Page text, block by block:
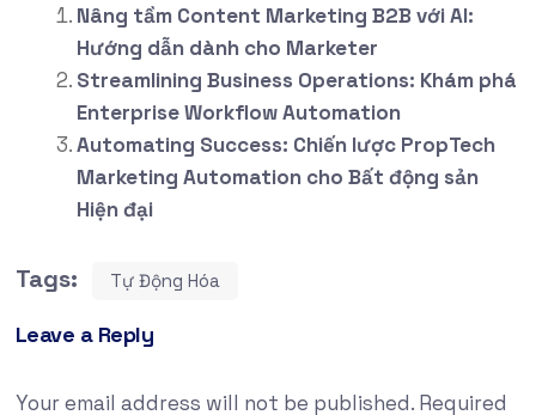
Nâng tầm Content Marketing B2B với AI:
Hướng dẫn dành cho Marketer
Streamlining Business Operations: Khám phá
Enterprise Workflow Automation
Automating Success: Chiến lược PropTech
Marketing Automation cho Bất động sản
Hiện đại
Tags: Tự Động Hóa
Leave a Reply
Your email address will not be published. Required